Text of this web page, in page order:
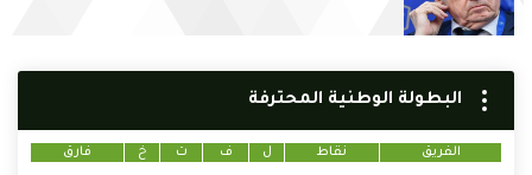
البطولة الوطنية المحترفة
الفريق نقاط ل ف ت خ فارق